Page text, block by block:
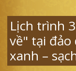
Lịch trình
về" tại đảo
xanh –